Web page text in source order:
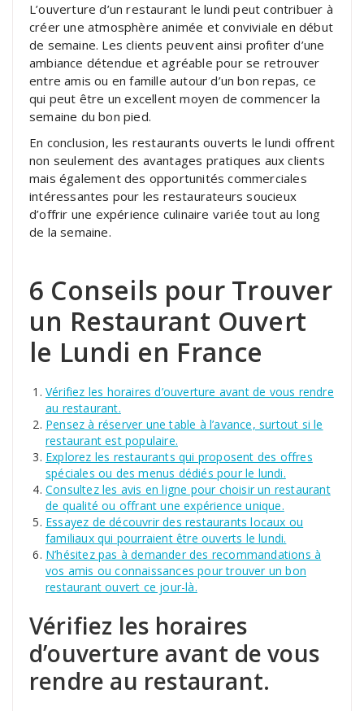
L’ouverture d’un restaurant le lundi peut contribuer à
créer une atmosphère animée et conviviale en début
de semaine. Les clients peuvent ainsi profiter d’une
ambiance détendue et agréable pour se retrouver
entre amis ou en famille autour d’un bon repas, ce
qui peut être un excellent moyen de commencer la
semaine du bon pied.
En conclusion, les restaurants ouverts le lundi offrent
non seulement des avantages pratiques aux clients
mais également des opportunités commerciales
intéressantes pour les restaurateurs soucieux
d’offrir une expérience culinaire variée tout au long
de la semaine.
6 Conseils pour Trouver
un Restaurant Ouvert
le Lundi en France
Vérifiez les horaires d’ouverture avant de vous rendre
au restaurant.
Pensez à réserver une table à l’avance, surtout si le
restaurant est populaire.
Explorez les restaurants qui proposent des offres
spéciales ou des menus dédiés pour le lundi.
Consultez les avis en ligne pour choisir un restaurant
de qualité ou offrant une expérience unique.
Essayez de découvrir des restaurants locaux ou
familiaux qui pourraient être ouverts le lundi.
N’hésitez pas à demander des recommandations à
vos amis ou connaissances pour trouver un bon
restaurant ouvert ce jour-là.
Vérifiez les horaires
d’ouverture avant de vous
rendre au restaurant.